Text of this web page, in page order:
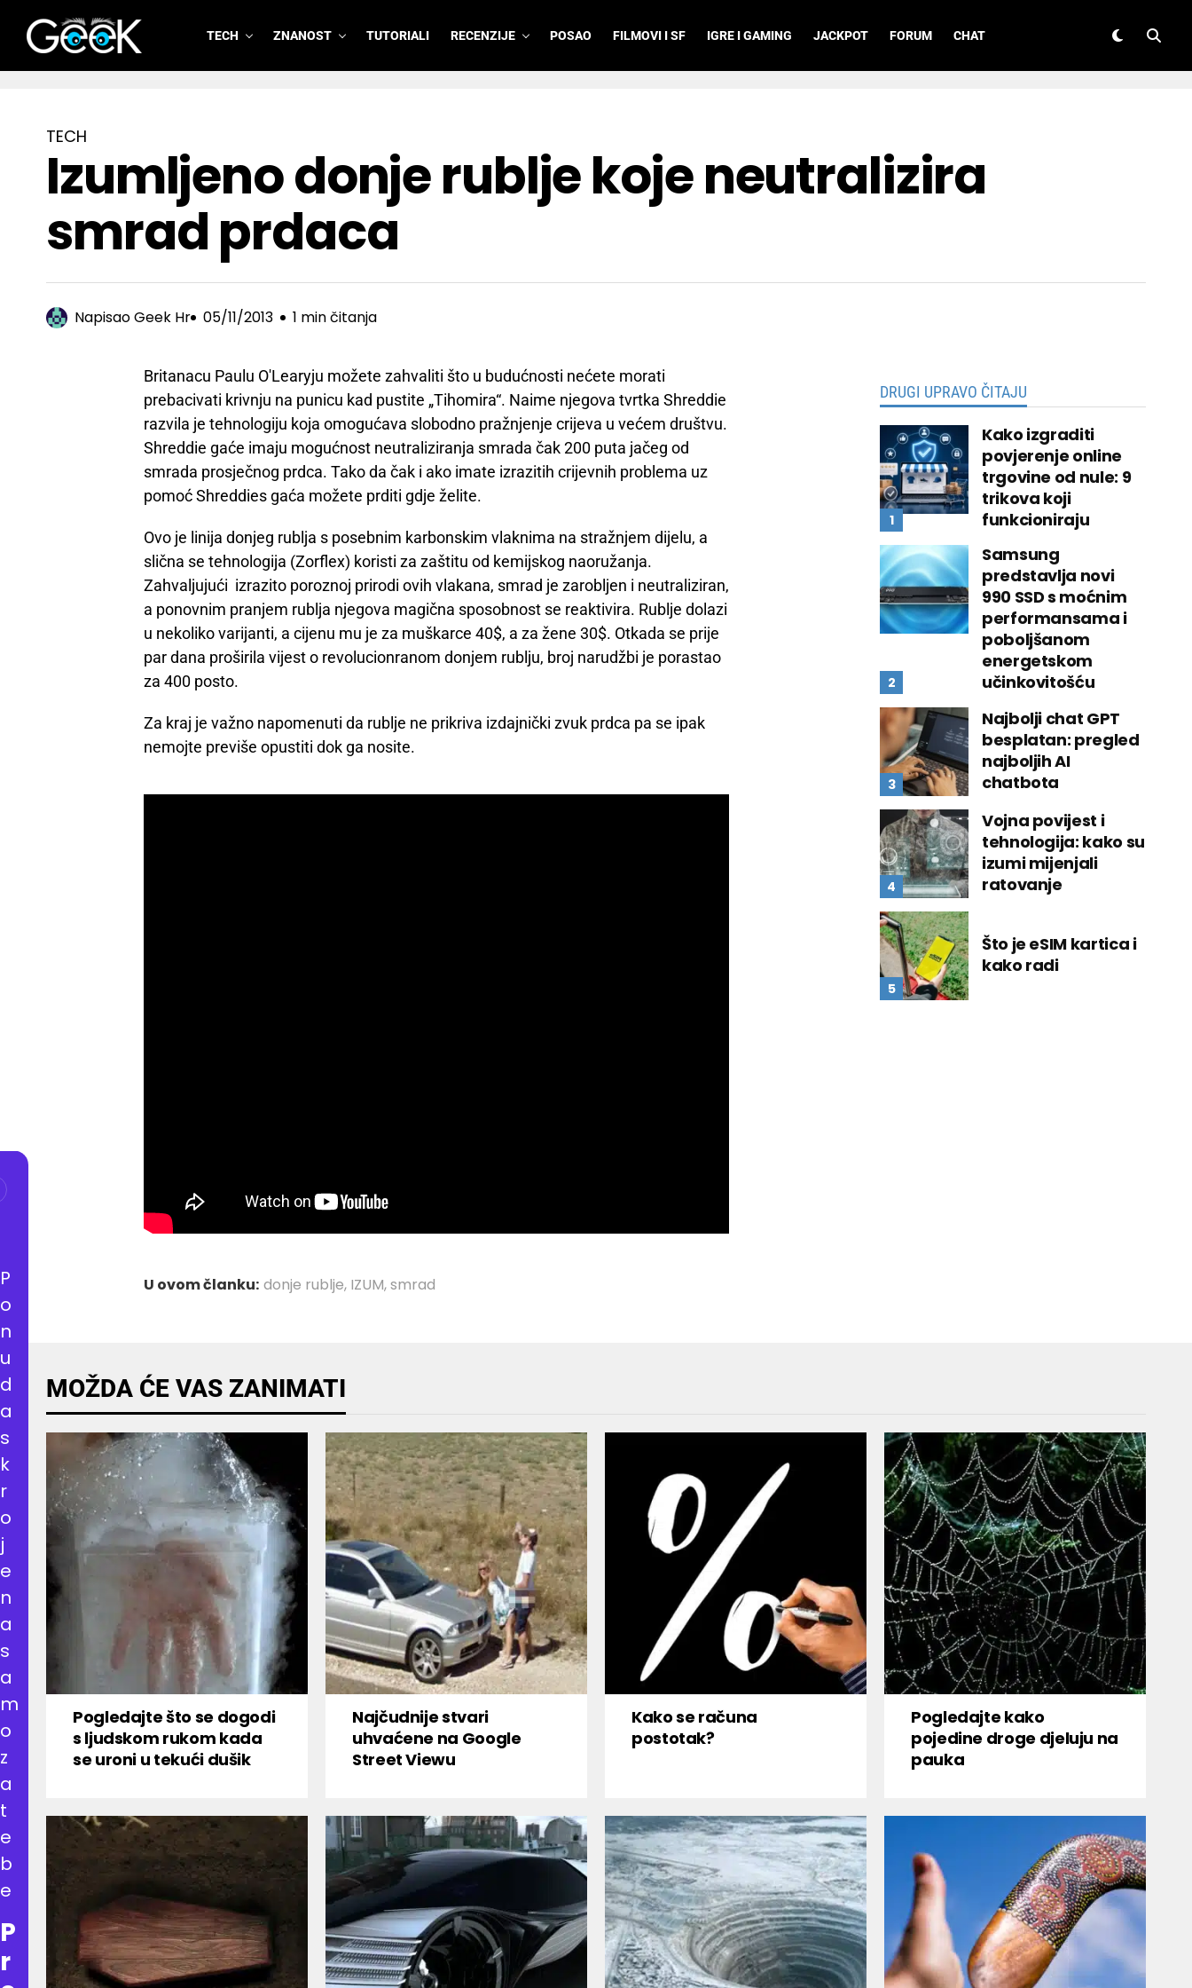
GeeK.hr
TECH ZNANOST TUTORIALI RECENZIJE POSAO FILMOVI I SF IGRE I GAMING JACKPOT FORUM CHAT
TECH
Izumljeno donje rublje koje neutralizira
smrad prdaca
NapisaoGeek Hr 05/11/2013 1 min čitanja
Britanacu Paulu O'Learyju možete zahvaliti što u budućnosti nećete morati
prebacivati krivnju na punicu kad pustite „Tihomira“. Naime njegova tvrtka Shreddie
razvila je tehnologiju koja omogućava slobodno pražnjenje crijeva u većem društvu.
Shreddie gaće imaju mogućnost neutraliziranja smrada čak 200 puta jačeg od
smrada prosječnog prdca. Tako da čak i ako imate izrazitih crijevnih problema uz
pomoć Shreddies gaća možete prditi gdje želite.
Ovo je linija donjeg rublja s posebnim karbonskim vlaknima na stražnjem dijelu, a
slična se tehnologija (Zorflex) koristi za zaštitu od kemijskog naoružanja.
Zahvaljujući izrazito poroznoj prirodi ovih vlakana, smrad je zarobljen i neutraliziran,
a ponovnim pranjem rublja njegova magična sposobnost se reaktivira. Rublje dolazi
u nekoliko varijanti, a cijenu mu je za muškarce 40$, a za žene 30$. Otkada se prije
par dana proširila vijest o revolucionranom donjem rublju, broj narudžbi je porastao
za 400 posto.
Za kraj je važno napomenuti da rublje ne prikriva izdajnički zvuk prdca pa se ipak
nemojte previše opustiti dok ga nosite.
U ovom članku: donje rublje, IZUM,smrad
DRUGI UPRAVO ČITAJU
Kako izgraditi
povjerenje online
trgovine od nule: 9
trikova koji
funkcioniraju
Samsung
predstavlja novi
990 SSD s moćnim
performansama i
poboljšanom
energetskom
učinkovitošću
Najbolji chat GPT
besplatan: pregled
najboljih AI
chatbota
Vojna povijest i
tehnologija: kako su
izumi mijenjali
ratovanje
Što je eSIM kartica i
kako radi
MOŽDA ĆE VAS ZANIMATI
Pogledajte što se dogodi
s ljudskom rukom kada
se uroni u tekući dušik
Najčudnije stvari
uhvaćene na Google
Street Viewu
Kako se računa
postotak?
Pogledajte kako
pojedine droge djeluju na
pauka
P
o
n
u
d
a
s
k
r
o
j
e
n
a
s
a
m
o
z
a
t
e
b
e
P
r